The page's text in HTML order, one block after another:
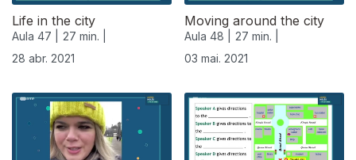
Life in the city
Aula 47 |
27 min. |
28 abr. 2021
Moving around the city
Aula 48 |
27 min. |
03 mai. 2021